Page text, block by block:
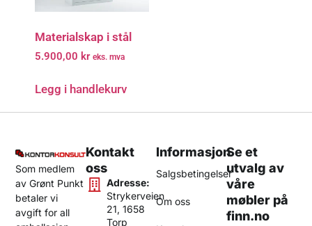
Materialskap i stål
5.900,00 kr eks. mva
Legg i handlekurv
Som medlem
av Grønt Punkt
betaler vi
avgift for all
Kontakt
oss
Adresse:
Strykerveien
21, 1658
Torp
Informasjon
Salgsbetingelser
Om oss
Se et
utvalg av
våre
møbler på
finn.no